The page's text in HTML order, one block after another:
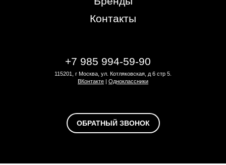
Контакты
+7 985 994-59-90
115201, г Москва, ул. Котляковская, д 6 стр 5.
ВКонтакте | Одноклассники
ОБРАТНЫЙ ЗВОНОК